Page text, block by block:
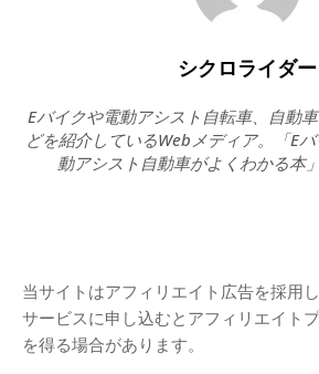
シクロライダー
Eバイクや電動アシスト自転車、自動
どを紹介しているWebメディア。「E
動アシスト自動車がよくわかる本
当サイトはアフィリエイト広告を採用
サービスに申し込むとアフィリエイト
を得る場合があります。